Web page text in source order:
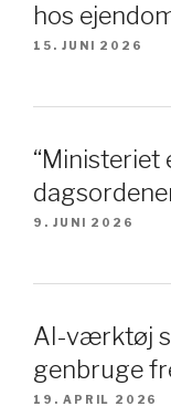
hos
15. JUNI 2026
“Ministeriet
9. JUNI 2026
AI-værktøj
genbruge
19. APRIL 2026